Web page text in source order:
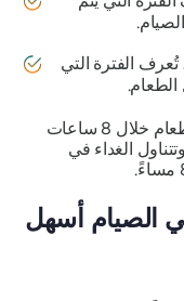
الفترة التي
مثال: إذا صمت لمدة 16 ساعة وتناولت الطعام خلال 8 ساعات
الغداء في
الصيام أسهل